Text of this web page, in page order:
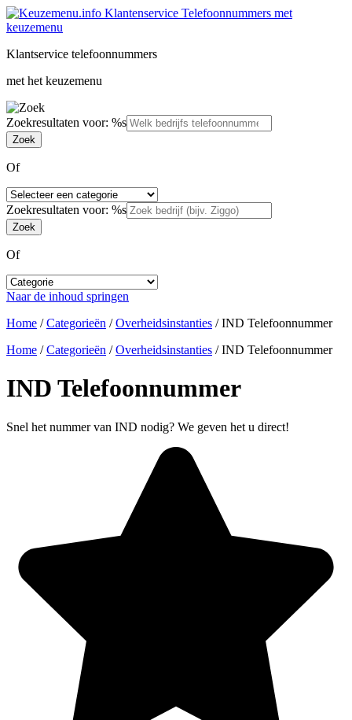
Klantservice telefoonnummers
met het keuzemenu
Zoekresultaten voor: %s
Of
Zoekresultaten voor: %s
Of
Naar de inhoud springen
Home /Categorieën /Overheidsinstanties /IND Telefoonnummer
Home /Categorieën /Overheidsinstanties /IND Telefoonnummer
IND Telefoonnummer
Snel het nummer van IND nodig? We geven het u direct!